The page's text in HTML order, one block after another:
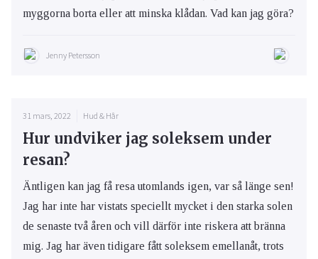
myggorna borta eller att minska klådan. Vad kan jag göra?
Jenny Petersson
31 mars, 2022 Hud & Hår
Hur undviker jag soleksem under
resan?
Äntligen kan jag få resa utomlands igen, var så länge sen!
Jag har inte har vistats speciellt mycket i den starka solen
de senaste två åren och vill därför inte riskera att bränna
mig. Jag har även tidigare fått soleksem emellanåt, trots